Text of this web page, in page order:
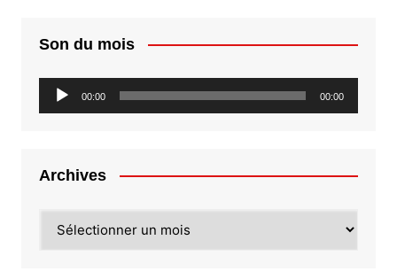
Son du mois
Lecteur
audio
00:00 00:00
Archives